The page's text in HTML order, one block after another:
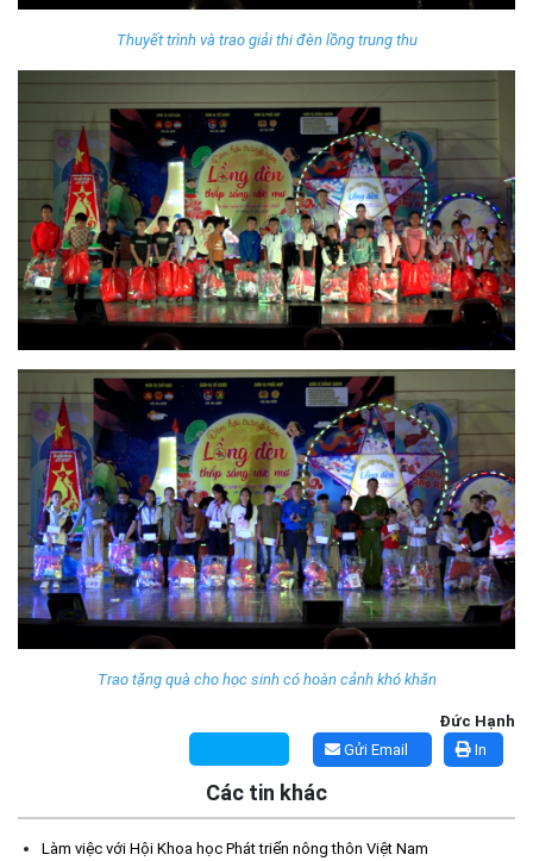
Thuyết trình và trao giải thi đèn lồng trung thu
Trao tặng quà cho học sinh có hoàn cảnh khó khăn
Đức Hạnh
In
Gửi Email
Các tin khác
Làm việc với Hội Khoa học Phát triển nông thôn Việt Nam
Kế hoạch Tổ chức lấy mẫu hài cốt liệt sĩ đối với các mộ chưa
xác định được thông tin trong nghĩa trang liệt sĩ trên địa bàn xã
Ea Súp để giám định AND